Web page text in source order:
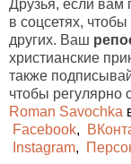
Друзья, если вам
в соцсетях,
других. Ваш
христианские
также
чтобы регулярно
Roman Savochka
Facebook,
Instagram,